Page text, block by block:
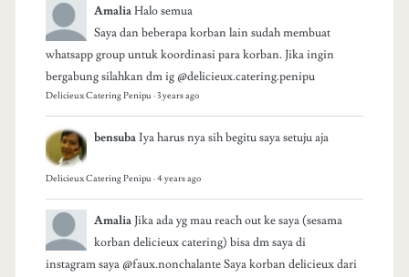
Amalia Halo semua
Saya dan beberapa korban lain sudah membuat
whatsapp group untuk koordinasi para korban. Jika ingin
bergabung silahkan dm ig @delicieux.catering.penipu
Delicieux Catering Penipu·3 years ago
bensuba Iya harus nya sih begitu saya setuju aja
Delicieux Catering Penipu·4 years ago
Amalia Jika ada yg mau reach out ke saya (sesama
korban delicieux catering) bisa dm saya di
instagram saya @faux.nonchalante Saya korban delicieux dari